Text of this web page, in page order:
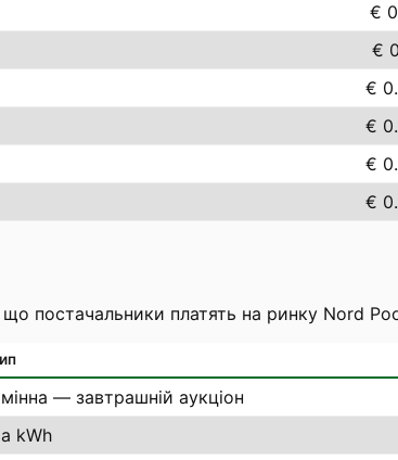
€
€
€
€
€
€
постачальники платять на ринку Nord
— завтрашній аукціон
kWh